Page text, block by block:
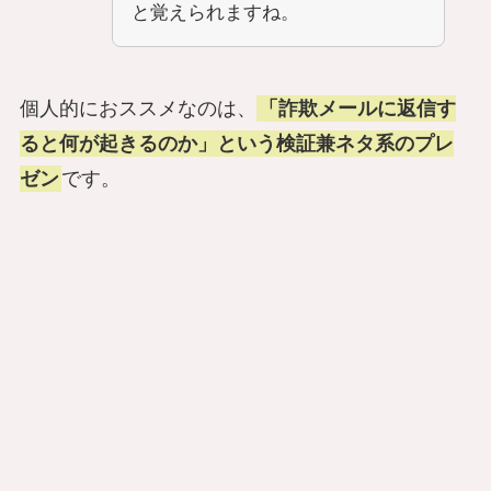
と覚えられますね。
個人的におススメなのは、
「詐欺メールに返信す
ると何が起きるのか」という検証兼ネタ系のプレ
ゼン です。